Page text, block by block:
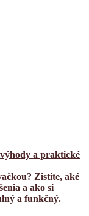
a praktické
Zistite, aké
a ako si
a funkčný.